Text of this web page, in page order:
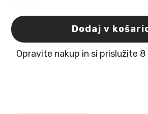
čiščenje
zob
175ml
količina
Dodaj v
Opravite nakup in si prislužite